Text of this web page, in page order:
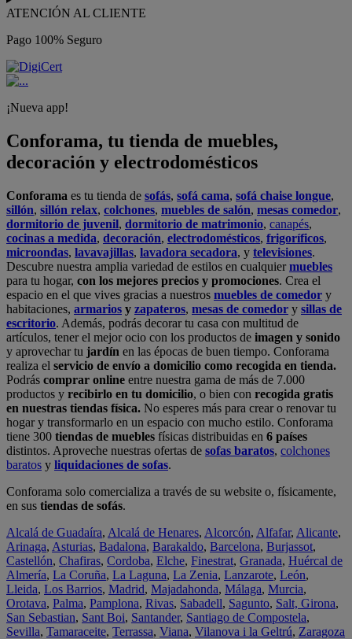
ATENCIÓN AL CLIENTE
Pago 100% Seguro
¡Nueva app!
Conforama, tu tienda de muebles,
decoración y electrodomésticos
Conforama es tu tienda de sofás, sofá cama, sofá chaise longue,
sillón, sillón relax, colchones, muebles de salón, mesas comedor,
dormitorio de juvenil, dormitorio de matrimonio, canapés,
cocinas a medida, decoración, electrodomésticos, frigoríficos,
microondas, lavavajillas, lavadora secadora, y televisiones.
Descubre nuestra amplia variedad de estilos en cualquiermuebles
para tu hogar, con los mejores precios y promociones. Crea el
espacio en el que vives gracias a nuestros muebles de comedor y
habitaciones, armarios y zapateros, mesas de comedor y sillas de
escritorio. Además, podrás decorar tu casa con multitud de
artículos, tener el mejor ocio con los productos de imagen y sonido
y aprovechar tu jardín en las épocas de buen tiempo. Conforama
realiza el servicio de envío a domicilio como recogida en tienda.
Podrás comprar online entre nuestra gama de más de 7.000
productos y recibirlo en tu domicilio, o bien con recogida gratis
en nuestras tiendas física. No esperes más para crear o renovar tu
hogar y transformarlo en un espacio con mucho estilo. Conforama
tiene 300 tiendas de muebles físicas distribuidas en 6 países
distintos. Aproveche nuestras ofertas de sofas baratos, colchones
baratos y liquidaciones de sofas.
Conforama solo comercializa a través de su website o, físicamente,
en sus tiendas de sofás.
Alcalá de Guadaíra, Alcalá de Henares, Alcorcón, Alfafar, Alicante,
Arinaga, Asturias, Badalona, Barakaldo, Barcelona, Burjassot,
Castellón, Chafiras, Cordoba, Elche, Finestrat, Granada, Huércal de
Almería, La Coruña, La Laguna, La Zenia, Lanzarote, León,
Lleida, Los Barrios, Madrid, Majadahonda, Málaga, Murcia,
Orotava, Palma, Pamplona, Rivas, Sabadell, Sagunto, Salt, Girona,
San Sebastian, Sant Boi, Santander, Santiago de Compostela,
Sevilla, Tamaraceite, Terrassa, Viana, Vilanova i la Geltrú, Zaragoza